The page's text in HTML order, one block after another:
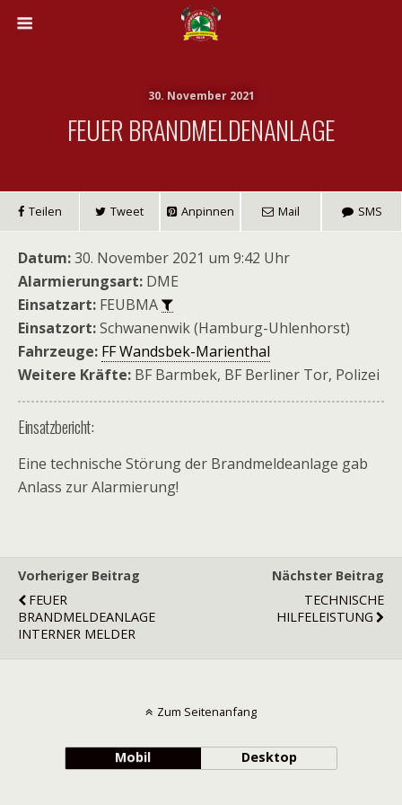
30. November 2021
FEUER BRANDMELDENANLAGE
Teilen Tweet Anpinnen Mail SMS
Datum:30. November 2021 um 9:42 Uhr
Alarmierungsart: DME
Einsatzart: FEUBMA
Einsatzort:Schwanenwik (Hamburg-Uhlenhorst)
Fahrzeuge: FF Wandsbek-Marienthal
Weitere Kräfte: BF Barmbek, BF Berliner Tor, Polizei
Einsatzbericht:
Eine technische Störung der Brandmeldeanlage gab
Anlass zur Alarmierung!
Vorheriger Beitrag
FEUER
BRANDMELDEANLAGE
INTERNER MELDER
Nächster Beitrag
TECHNISCHE
HILFELEISTUNG
Zum Seitenanfang
Mobil Desktop